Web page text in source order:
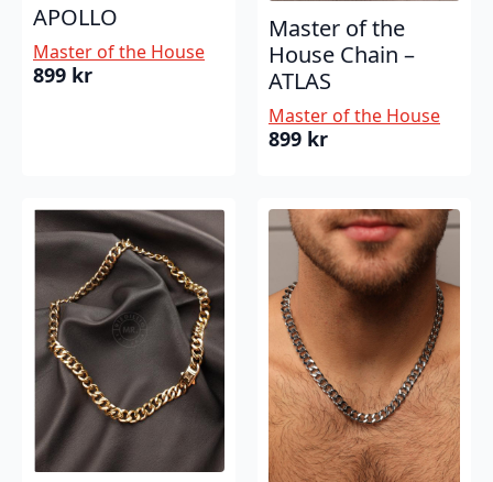
APOLLO
Master of the House
899 kr
Master of the
House Chain –
ATLAS
Master of the House
899 kr